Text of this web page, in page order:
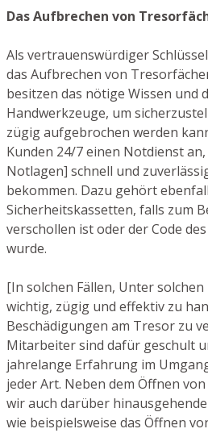
Das Aufbrechen von
Als vertrauenswürdiger
das Aufbrechen von
besitzen das nötige Wissen und
Handwerkzeuge, um
zügig aufgebrochen werden
Kunden 24/7 einen Notdienst
Notlagen] schnell und
bekommen. Dazu gehört
Sicherheitskassetten, falls zum
verschollen ist oder der Code
wurde.
[In solchen Fällen, Unter
wichtig, zügig und effektiv zu
Beschädigungen am Tresor zu
Mitarbeiter sind dafür geschult
jahrelange Erfahrung im
jeder Art. Neben dem Öffnen
wir auch darüber
wie beispielsweise das Öffnen